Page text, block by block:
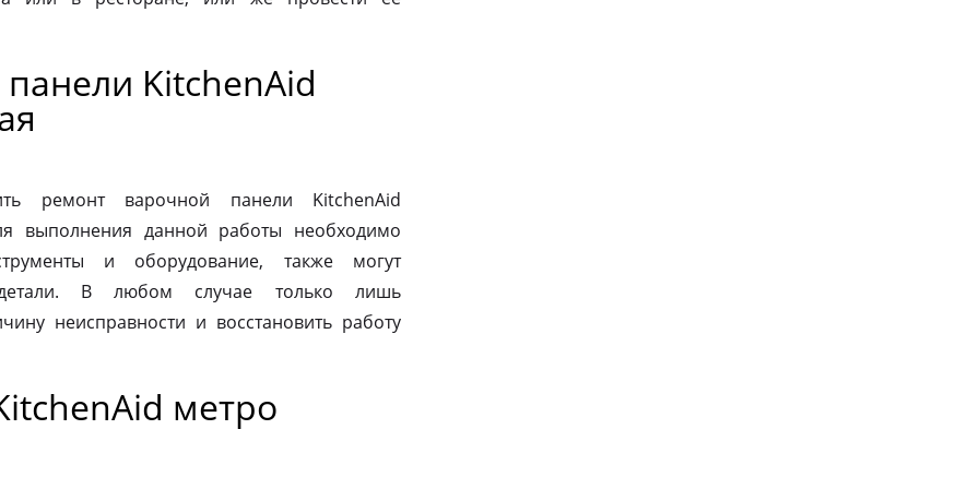
KitchenAid
ремонт варочной панели KitchenAid
выполнения данной работы необходимо
и оборудование, также могут
детали. В любом случае только лишь
неисправности и восстановить работу
метро